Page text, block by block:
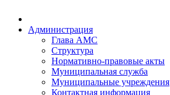
Администрация
Глава АМС
Структура
Нормативно-правовые акты
Муниципальная служба
Муниципальные учреждения
Контактная информация